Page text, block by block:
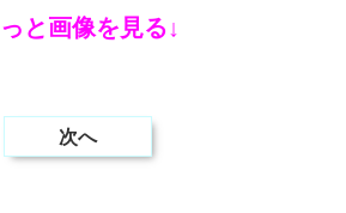
と画像を見る↓
次へ